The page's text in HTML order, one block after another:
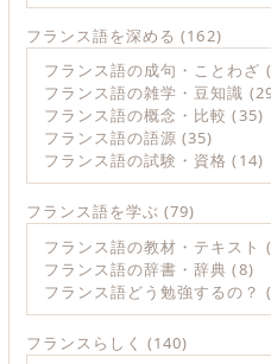
フランス語を深める (162)
フランス語の成句・ことわざ
フランス語の雑学・豆知識
フランス語の概念・比較 (35)
フランス語の語源 (35)
フランス語の試験・資格 (14)
フランス語を学ぶ (79)
フランス語の教材・テキスト
フランス語の辞書・辞典 (8)
フランス語どう勉強するの？
フランスらしく (140)